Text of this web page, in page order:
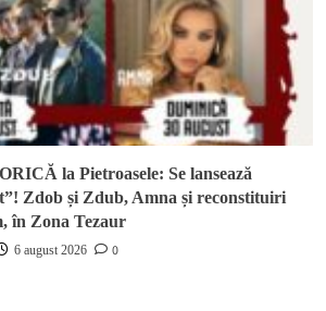
la Pietroasele: Se lansează
Zdob și Zdub, Amna și reconstituiri
în Zona Tezaur
6 august 2026 0